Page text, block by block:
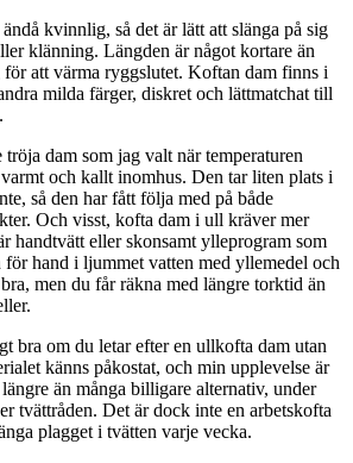
kvinnlig, så det är lätt att slänga på sig
klänning. Längden är något kortare än
att värma ryggslutet. Koftan dam finns i
milda färger, diskret och lättmatchat till
dam som jag valt när temperaturen
och kallt inomhus. Den tar liten plats i
så den har fått följa med på både
Och visst, kofta dam i ull kräver mer
handtvätt eller skonsamt ylleprogram som
för hand i ljummet vatten med yllemedel och
men du får räkna med längre torktid än
bra om du letar efter en ullkofta dam utan
känns påkostat, och min upplevelse är
än många billigare alternativ, under
tvättråden. Det är dock inte en arbetskofta
plagget i tvätten varje vecka.